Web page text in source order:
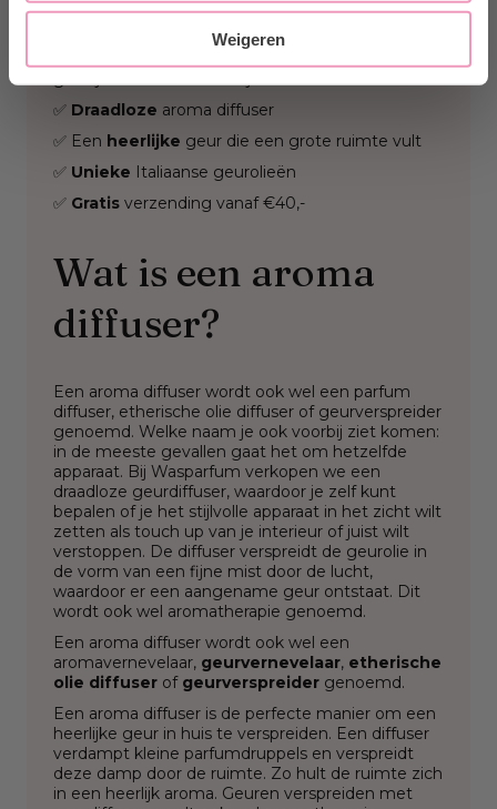
Weigeren
de geursterkte bepalen. Handig, wanneer je even
wat minder geur wilt of juist meer, omdat je
✅ Draadloze aroma diffuser
✅ Een heerlijke geur die een grote ruimte vult
✅ Unieke Italiaanse geurolieën
✅ Gratis verzending vanaf €40,-
Wat is een aroma
diffuser?
Een aroma diffuser wordt ook wel een parfum
diffuser, etherische olie diffuser of geurverspreider
genoemd. Welke naam je ook voorbij ziet komen:
in de meeste gevallen gaat het om hetzelfde
apparaat. Bij Wasparfum verkopen we een
draadloze geurdiffuser, waardoor je zelf kunt
bepalen of je het stijlvolle apparaat in het zicht wilt
zetten als touch up van je interieur of juist wilt
verstoppen. De diffuser verspreidt de geurolie in
de vorm van een fijne mist door de lucht,
waardoor er een aangename geur ontstaat. Dit
wordt ook wel aromatherapie genoemd.
Een aroma diffuser wordt ook wel een
aromavernevelaar, geurvernevelaar, etherische
olie diffuser of geurverspreider genoemd.
Een aroma diffuser is de perfecte manier om een
heerlijke geur in huis te verspreiden. Een diffuser
verdampt kleine parfumdruppels en verspreidt
deze damp door de ruimte. Zo hult de ruimte zich
in een heerlijk aroma. Geuren verspreiden met